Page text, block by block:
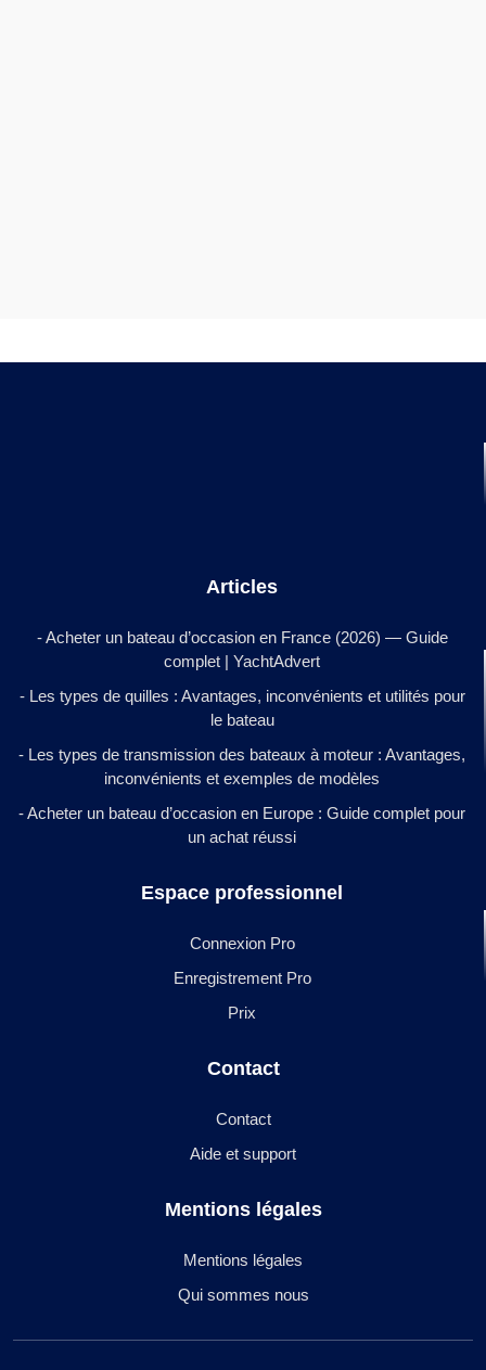
Articles
- Acheter un bateau d’occasion en France (2026) — Guide
complet | YachtAdvert
- Les types de quilles : Avantages, inconvénients et utilités pour
le bateau
- Les types de transmission des bateaux à moteur : Avantages,
inconvénients et exemples de modèles
- Acheter un bateau d’occasion en Europe : Guide complet pour
un achat réussi
Espace professionnel
Connexion Pro
Enregistrement Pro
Prix
Contact
Contact
Aide et support
Mentions légales
Mentions légales
Qui sommes nous